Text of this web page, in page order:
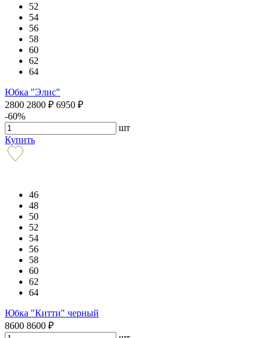
52
54
56
58
60
62
64
Юбка "Элис"
2800 2800 ₽ 6950 ₽
-60%
шт
Купить
46
48
50
52
54
56
58
60
62
64
Юбка "Китти" черный
8600 8600 ₽